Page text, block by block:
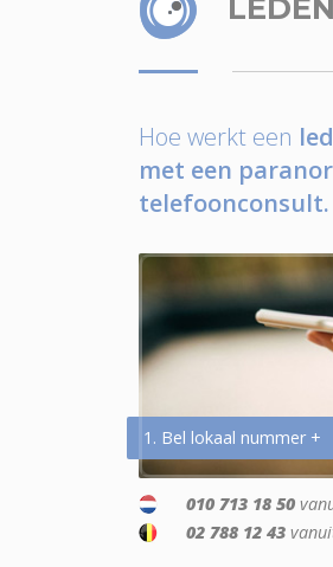
LEDEN
Hoe werkt een
met een
telefoonconsult.
1. Bel lokaal nummer +
010 713 18 50
02 788 12 43